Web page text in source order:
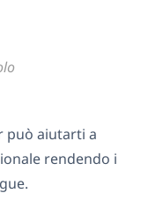
può aiutarti a
rendendo i